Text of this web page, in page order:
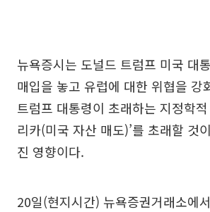
뉴욕증시는 도널드 트럼프 미국 대
매입을 놓고 유럽에 대한 위협을 강
트럼프 대통령이 초래하는 지정학
리카(미국 자산 매도)’를 초래할 것
진 영향이다.
20일(현지시간) 뉴욕증권거래소에